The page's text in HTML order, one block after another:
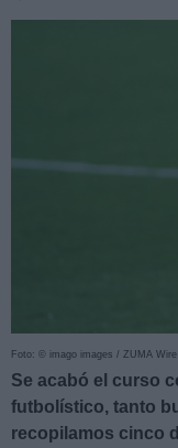
Foto: © imago images / ZUMA Wire
Se acabó el curso
futbolístico, tanto
recopilamos cinco